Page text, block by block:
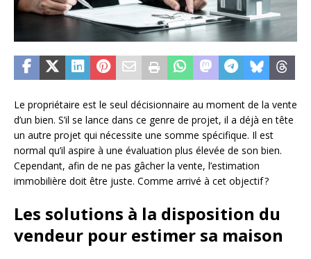
Le propriétaire est le seul décisionnaire au moment de la vente
d’un bien. S’il se lance dans ce genre de projet, il a déjà en tête
un autre projet qui nécessite une somme spécifique. Il est
normal qu’il aspire à une évaluation plus élevée de son bien.
Cependant, afin de ne pas gâcher la vente, l’estimation
immobilière doit être juste. Comme arrivé à cet objectif ?
Les solutions à la disposition du
vendeur pour estimer sa maison